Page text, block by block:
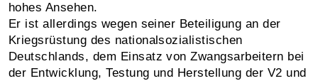
hohes Ansehen.
Er ist allerdings wegen seiner Beteiligung an der
Kriegsrüstung des nationalsozialistischen
Deutschlands, dem Einsatz von Zwangsarbeitern bei
der Entwicklung, Testung und Herstellung der V2 und